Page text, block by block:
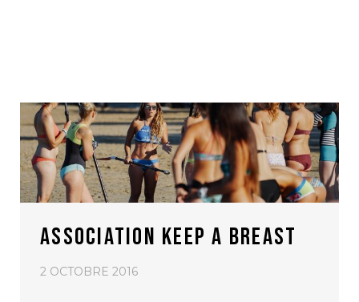
ASSOCIATION KEEP A BREAST
2 OCTOBRE 2016